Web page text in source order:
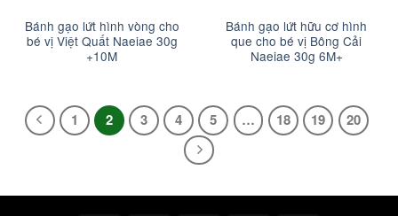
Bánh gạo lứt hình vòng cho
bé vị Việt Quất Naeiae 30g
+10M
Bánh gạo lứt hữu cơ hình
que cho bé vị Bông Cải
Naeiae 30g 6M+
1 2 3 4 5 … 18 19 20